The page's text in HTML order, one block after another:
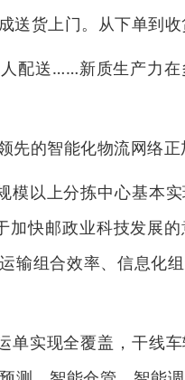
送货上门。从下单到收
配送……新质生产力
先的智能化物流网络
模以上分拣中心基本
快邮政业科技发展
输组合效率、信息化
单实现全覆盖，干线